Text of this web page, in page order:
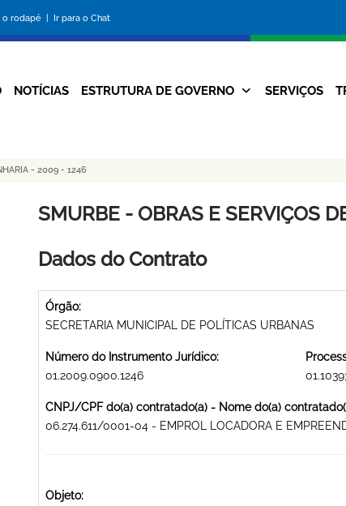
o rodapé | Ir para o Chat
da
Prefeitura
Navegação
NOTÍCIAS ESTRUTURA DE GOVERNO SERVIÇOS
- 2009 - 1246
SMURBE - OBRAS E SERVIÇOS
Dados do Contrato
Órgão:
SECRETARIA MUNICIPAL DE POLÍTICAS URBANAS
Número do Instrumento Jurídico:
01.2009.0900.1246
CNPJ/CPF do(a) contratado(a) - Nome do(a)
06.274.611/0001-04 - EMPROL LOCADORA E
Objeto: